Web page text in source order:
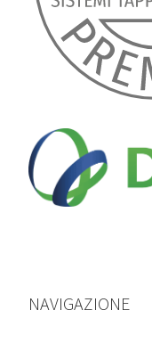
NAVIGAZIONE